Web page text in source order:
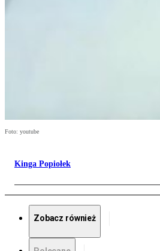
Foto: youtube
Kinga Popiołek
Zobacz również